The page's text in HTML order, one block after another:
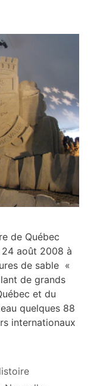
de Québec
24 août 2008 à
de sable «
de grands
et du
quelques 88
internationaux